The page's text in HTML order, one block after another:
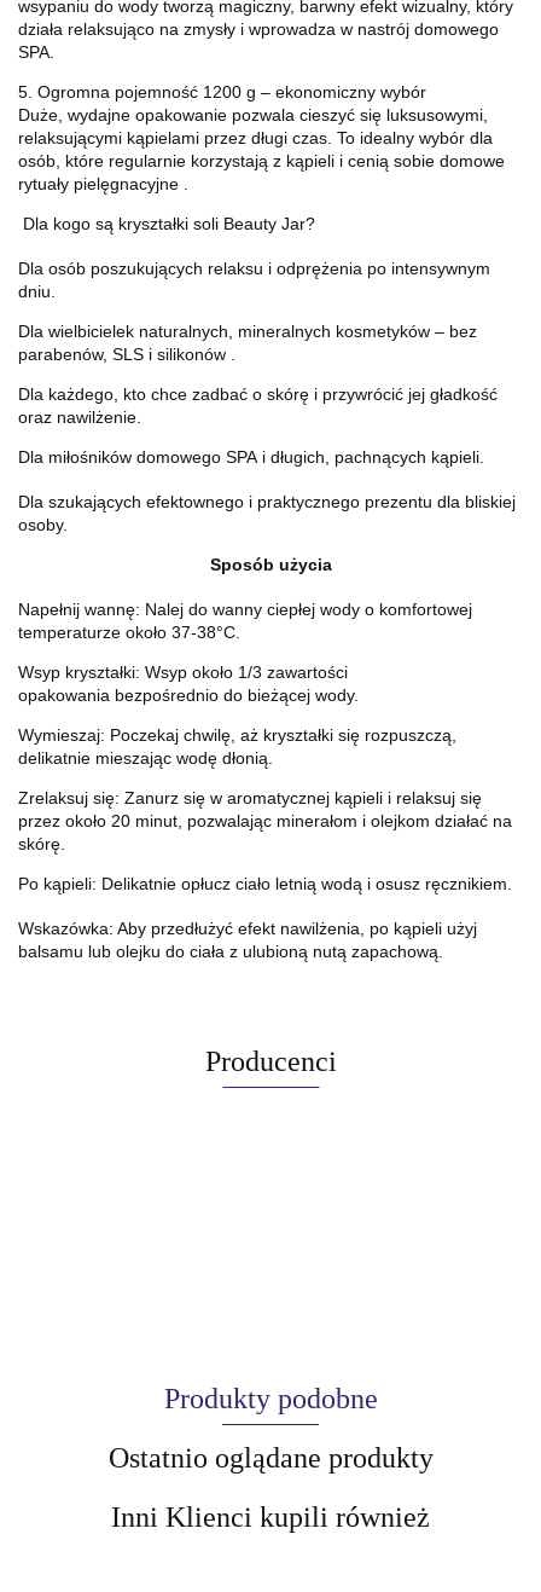
wsypaniu do wody tworzą magiczny, barwny efekt wizualny, który
działa relaksująco na zmysły i wprowadza w nastrój domowego
SPA.
5. Ogromna pojemność 1200 g – ekonomiczny wybór
Duże, wydajne opakowanie pozwala cieszyć się luksusowymi,
relaksującymi kąpielami przez długi czas. To idealny wybór dla
osób, które regularnie korzystają z kąpieli i cenią sobie domowe
rytuały pielęgnacyjne
Dla kogo są kryształki soli Beauty Jar?
Dla osób poszukujących relaksu i odprężenia po intensywnym
dniu.
Dla wielbicielek naturalnych, mineralnych kosmetyków – bez
parabenów, SLS i silikonów
Dla każdego, kto chce zadbać o skórę i przywrócić jej gładkość
oraz nawilżenie.
Dla miłośników domowego SPA i długich, pachnących kąpieli.
Dla szukających efektownego i praktycznego prezentu dla bliskiej
osoby.
Sposób użycia
Napełnij wannę: Nalej do wanny ciepłej wody o komfortowej
temperaturze około 37-38°C.
Wsyp kryształki: Wsyp około 1/3 zawartości
opakowania bezpośrednio do bieżącej wody.
Wymieszaj: Poczekaj chwilę, aż kryształki się rozpuszczą,
delikatnie mieszając wodę dłonią.
Zrelaksuj się: Zanurz się w aromatycznej kąpieli i relaksuj się
przez około 20 minut , pozwalając minerałom i olejkom działać na
skórę.
Po kąpieli: Delikatnie opłucz ciało letnią wodą i osusz ręcznikiem.
Wskazówka: Aby przedłużyć efekt nawilżenia, po kąpieli użyj
balsamu lub olejku do ciała z ulubioną nutą zapachową.
Producenci
Produkty podobne
Ostatnio oglądane produkty
Inni Klienci kupili również